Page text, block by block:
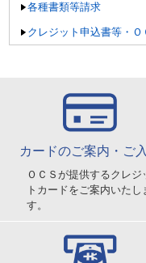
各種書類等請求
クレジット申込書等・
カードのご案内・ご
ＯＣＳが提供するクレジ
トカードをご案内いたし
す。